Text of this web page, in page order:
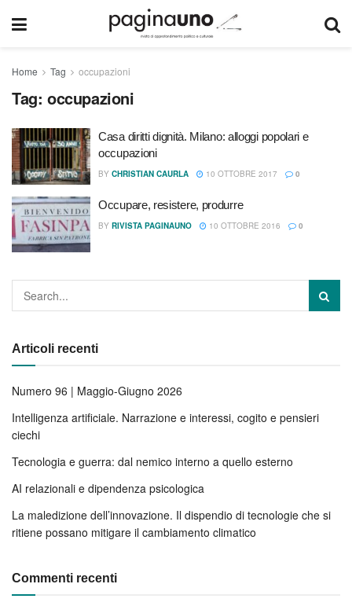
Home Tag occupazioni
Tag: occupazioni
Casa diritti dignità. Milano: alloggi popolari e
occupazioni
BY CHRISTIAN CAURLA 10 OTTOBRE 2017 0
Occupare, resistere, produrre
BY RIVISTA PAGINAUNO 10 OTTOBRE 2016 0
Articoli recenti
Numero 96 | Maggio-Giugno 2026
Intelligenza artificiale. Narrazione e interessi, cogito e pensieri
ciechi
Tecnologia e guerra: dal nemico interno a quello esterno
AI relazionali e dipendenza psicologica
La maledizione dell’innovazione. Il dispendio di tecnologie che si
ritiene possano mitigare il cambiamento climatico
Commenti recenti